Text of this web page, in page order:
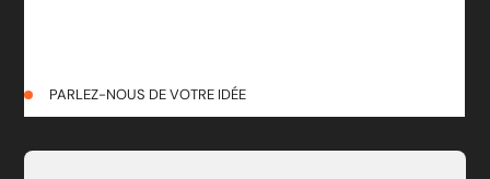
PARLEZ-NOUS DE VOTRE IDÉE